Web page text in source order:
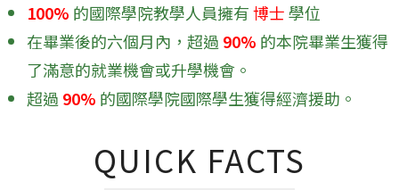
100% 的國際學院教學人員擁有博士學位
在畢業後的六個月內，超過 90% 的本院畢業生獲得
了滿意的就業機會或升學機會。
超過 90% 的國際學院國際學生獲得經濟援助。
QUICK FACTS